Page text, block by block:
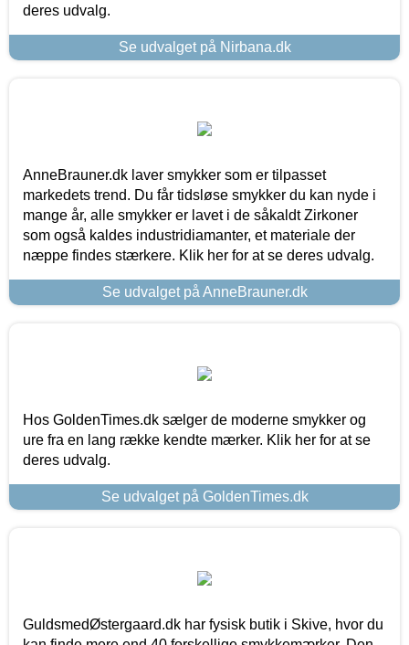
deres udvalg.
Se udvalget på Nirbana.dk
AnneBrauner.dk laver smykker som er tilpasset
markedets trend. Du får tidsløse smykker du kan nyde i
mange år, alle smykker er lavet i de såkaldt Zirkoner
som også kaldes industridiamanter, et materiale der
næppe findes stærkere. Klik her for at se deres udvalg.
Se udvalget på AnneBrauner.dk
Hos GoldenTimes.dk sælger de moderne smykker og
ure fra en lang række kendte mærker. Klik her for at se
deres udvalg.
Se udvalget på GoldenTimes.dk
GuldsmedØstergaard.dk har fysisk butik i Skive, hvor du